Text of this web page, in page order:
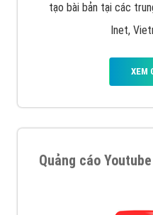
tạo bài bản tại các
Inet,
XEM
Quảng cáo Youtube